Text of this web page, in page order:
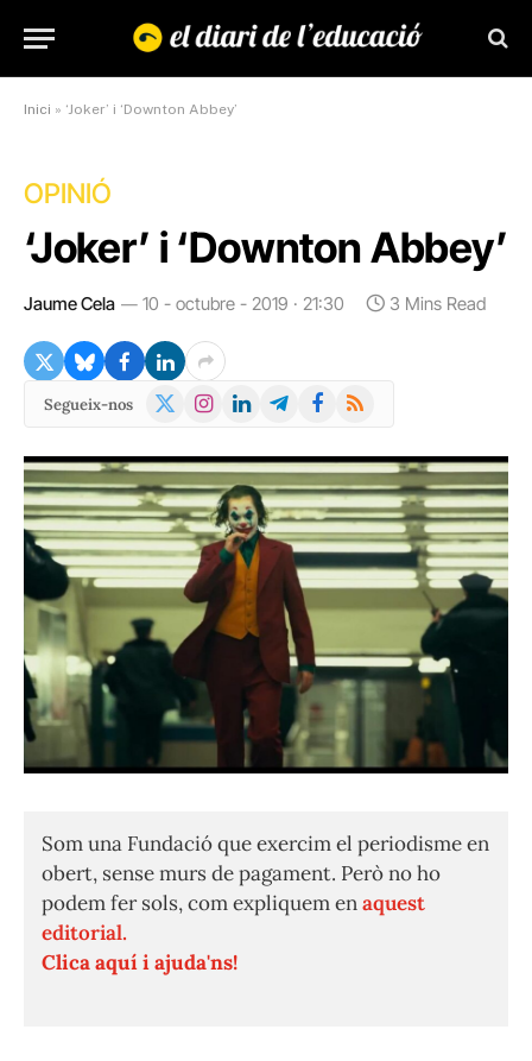
Inici » ‘Joker’ i ‘Downton Abbey’
OPINIÓ
‘Joker’ i ‘Downton Abbey’
Jaume Cela 10 - octubre - 2019 · 21:30 3 Mins Read
Segueix-nos
X
Instagram
LinkedInTelegramFacebook
RSS
Som una Fundació que exercim el periodisme en
obert, sense murs de pagament. Però no ho
podem fer sols, com expliquem enaquest
editorial.
Clica aquí i ajuda'ns!